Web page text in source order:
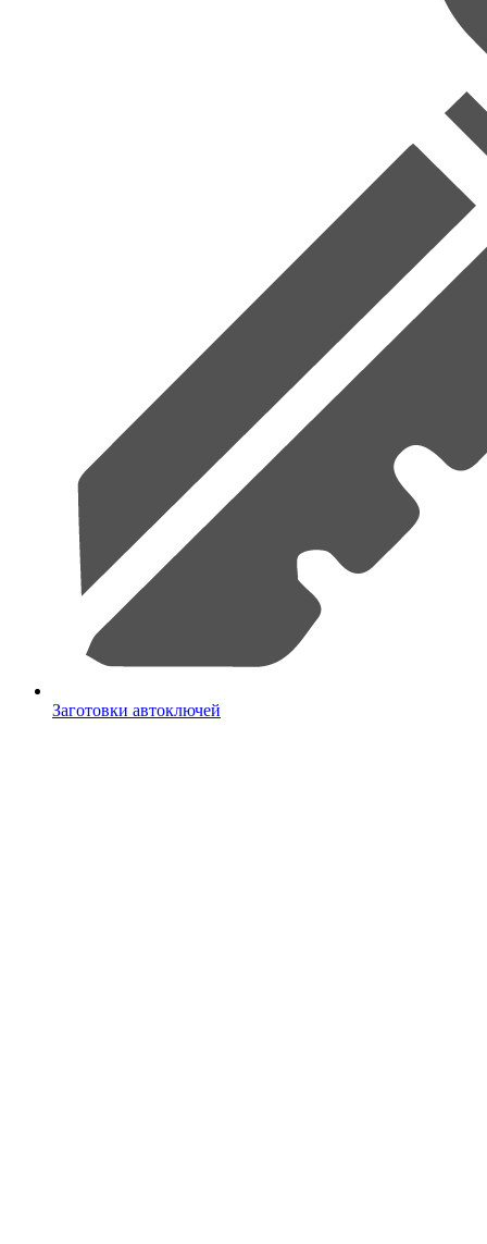
Заготовки автоключей